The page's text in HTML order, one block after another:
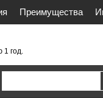
Преимущества
1 год.